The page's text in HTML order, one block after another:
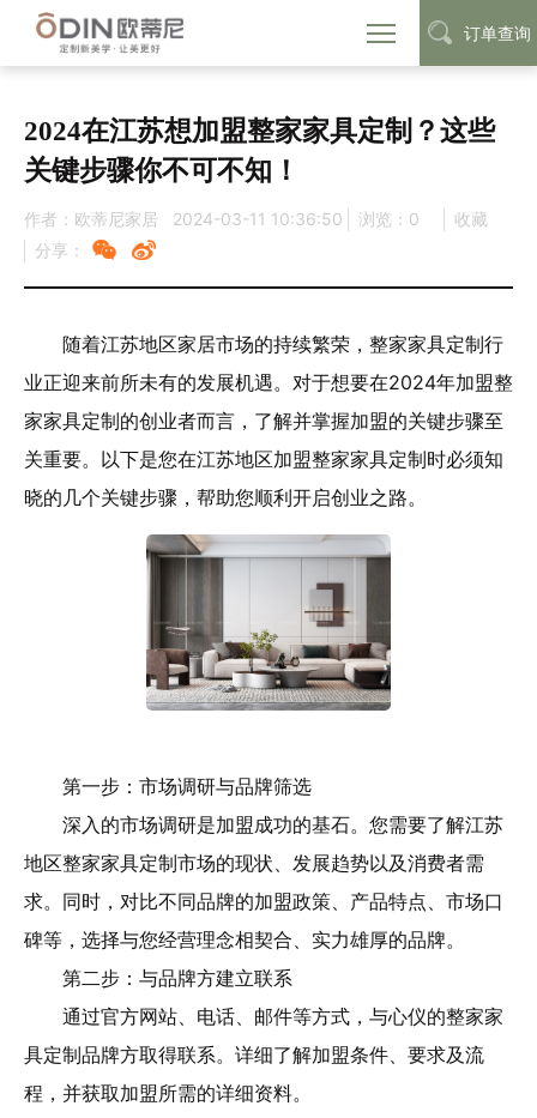
订单查询
首页> 定制动态> 行业资讯
2024在江苏想加盟整家家具定制？这些
关键步骤你不可不知！
作者：欧蒂尼家居 2024-03-11 10:36:50 浏览： 0
收藏
分享：
随着江苏地区家居市场的持续繁荣，整家家具定制行
业正迎来前所未有的发展机遇。对于想要在2024年加盟整
家家具定制的创业者而言，了解并掌握加盟的关键步骤至
关重要。以下是您在江苏地区加盟整家家具定制时必须知
晓的几个关键步骤，帮助您顺利开启创业之路。
第一步：市场调研与品牌筛选
深入的市场调研是加盟成功的基石。您需要了解江苏
地区整家家具定制市场的现状、发展趋势以及消费者需
求。同时，对比不同品牌的加盟政策、产品特点、市场口
碑等，选择与您经营理念相契合、实力雄厚的品牌。
第二步：与品牌方建立联系
通过官方网站、电话、邮件等方式，与心仪的整家家
具定制品牌方取得联系。详细了解加盟条件、要求及流
程，并获取加盟所需的详细资料。